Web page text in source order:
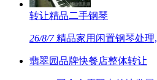
转让精品二手钢琴
26/8/7精品家用闲置钢琴处理,
翡翠园品牌快餐店整体转让